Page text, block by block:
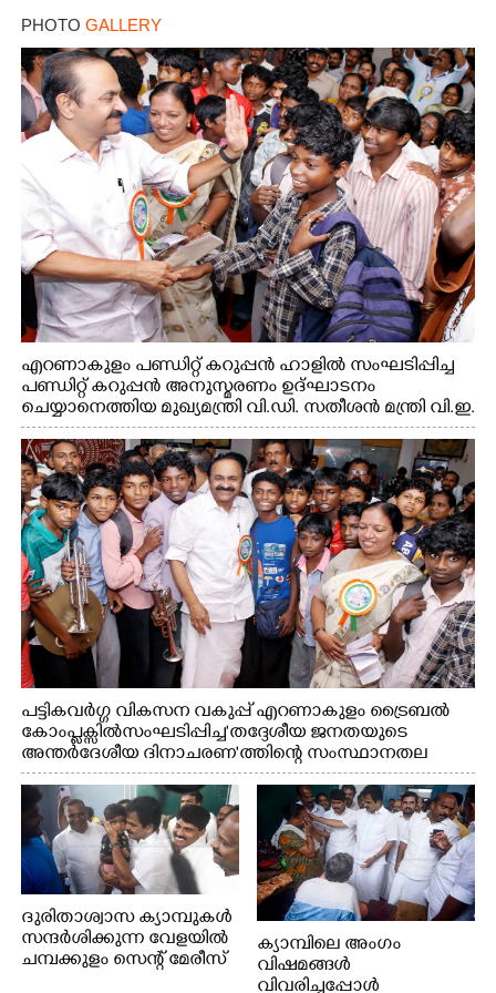
PHOTO GALLERY
എറണാകുളം പണ്ഡിറ്റ് കറുപ്പൻ ഹാളിൽ സംഘടിപ്പിച്ച
പണ്ഡിറ്റ് കറുപ്പൻ അനുസ്മരണം ഉദ്ഘാടനം
ചെയ്യാനെത്തിയ മുഖ്യമന്ത്രി വി.ഡി. സതീശൻ മന്ത്രി വി.ഇ.
അബ്ദുൽ ഗഫൂർ ഹൈബി ഈഡൻ എം.പി
എന്നിവരുമായി സൗഹൃദ സംഭാഷണത്തിൽ
പട്ടികവർഗ്ഗ വികസന വകുപ്പ് എറണാകുളം ട്രൈബൽ
കോംപ്ലക്സിൽ സംഘടിപ്പിച്ച "തദ്ദേശീയ ജനതയുടെ
അന്തർദേശീയ ദിനാചരണ"ത്തിന്റെ സംസ്ഥാനതല
ഉദ്ഘാടനത്തിന് ശേഷം മുഖ്യമന്ത്രി വി.ഡി.
സതീശൻ കുട്ടികളോടൊപ്പം ഫോട്ടോയ്ക്ക് പോസ് ചെയ്യുന്നു.
മന്ത്രി കെ.എ. തുളസി സമീപം
ദുരിതാശ്വാസ ക്യാമ്പുകൾ
സന്ദർശിക്കുന്ന വേളയിൽ
ചമ്പക്കുളം സെന്റ് മേരീസ്
ക്യാമ്പിലെ അംഗം
വിഷമങ്ങൾ
വിവരിച്ചപ്പോൾ